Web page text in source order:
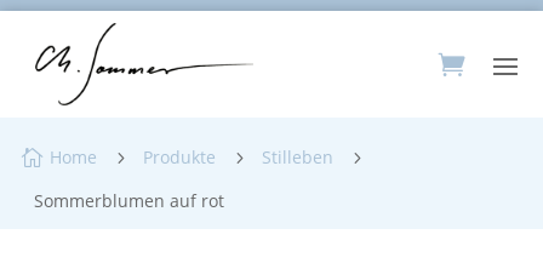
 Home 5 Produkte 5 Stilleben 5
Sommerblumen auf rot